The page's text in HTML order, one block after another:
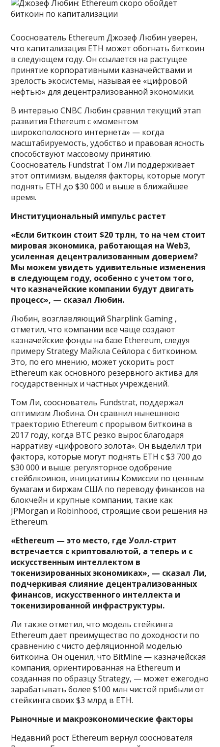
Сооснователь Ethereum Джозеф Любин уверен,
что капитализация ETH может обогнать биткоин
в следующем году. Он ссылается на растущее
принятие корпоративными казначействами и
зрелость экосистемы, называя ее «цифровой
нефтью» для децентрализованной экономики.
В интервью CNBC Любин сравнил текущий этап
развития Ethereum с «моментом
широкополосного интернета» — когда
масштабируемость, удобство и правовая ясность
способствуют массовому принятию.
Сооснователь Fundstrat Том Ли поддерживает
этот оптимизм, выделяя факторы, которые могут
поднять ETH до $30 000 и выше в ближайшее
время.
Институциональный импульс растет
«Если биткоин стоит $20 трлн, то на чем стоит
мировая экономика, работающая на Web3,
усиленная децентрализованным доверием?
Мы можем увидеть удивительные изменения
в следующем году, особенно с учетом того,
что казначейские компании будут двигать
процесс», — сказал Любин.
Любин, возглавляющий Sharplink Gaming ,
отметил, что компании все чаще создают
казначейские фонды на базе Ethereum, следуя
примеру Strategy Майкла Сейлора с биткоином.
Это, по его мнению, может ускорить рост
Ethereum как основного резервного актива для
государственных и частных учреждений.
Том Ли, сооснователь Fundstrat, поддержал
оптимизм Любина. Он сравнил нынешнюю
траекторию Ethereum с прорывом биткоина в
2017 году, когда BTC резко вырос благодаря
нарративу «цифрового золота». Он выделил три
фактора, которые могут поднять ETH с $3 700 до
$30 000 и выше: регуляторное одобрение
стейблкоинов, инициативы Комиссии по ценным
бумагам и биржам США по переводу финансов на
блокчейн и крупные компании, такие как
JPMorgan и Robinhood, строящие свои решения на
Ethereum.
«Ethereum — это место, где Уолл-стрит
встречается с криптовалютой, а теперь и с
искусственным интеллектом в
токенизированных экономиках», — сказал Ли,
подчеркивая слияние децентрализованных
финансов, искусственного интеллекта и
токенизированной инфраструктуры.
Ли также отметил, что модель стейкинга
Ethereum дает преимущество по доходности по
сравнению с чисто дефляционной моделью
биткоина. Он оценил, что BitMine — казначейская
компания, ориентированная на Ethereum и
созданная по образцу Strategy, — может ежегодно
зарабатывать более $100 млн чистой прибыли от
стейкинга своих $3 млрд в ETH.
Рыночные и макроэкономические факторы
Недавний рост Ethereum вернул сооснователя